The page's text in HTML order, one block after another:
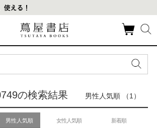
の検索結果 男性人気順 （1）
男性人気順 女性人気順 新着順